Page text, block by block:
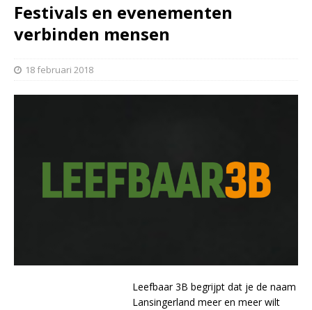
Festivals en evenementen
verbinden mensen
18 februari 2018
Leefbaar 3B begrijpt dat je de naam
Lansingerland meer en meer wilt